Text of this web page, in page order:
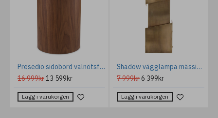
Presedio sidobord valnötsfanér/marmor 50 cm
16 999kr13 599kr
Lägg i varukorgen
Shadow vägglampa mässing 64,5 cm
7 999kr6 399kr
Lägg i varukorgen